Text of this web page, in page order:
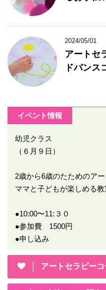
2024/05/01
アートセ
ドバンス
イベント情報
幼児クラス
（６月９日）
2歳から6歳のたためのア
ママと子どもが楽しめる教
●10:00〜11:３０
●参加費 1500円
●申し込み
アートセラピー